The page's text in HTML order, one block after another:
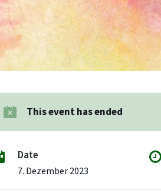
This event has ended
Date
7. Dezember 2023